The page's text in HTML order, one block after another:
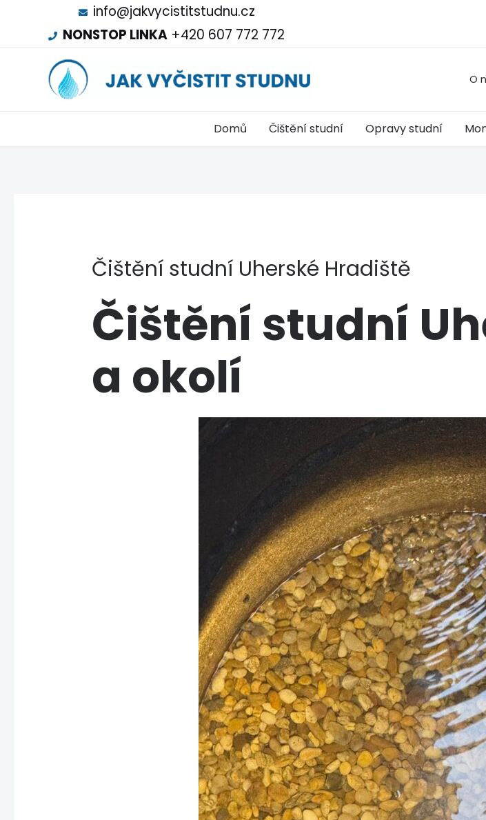
info@jakvycistitstudnu.cz
NONSTOP LINKA +420 607 772 772
O
Domů Čištění studní Opravy studní
Čištění studní Uherské Hradiště
Čištění studní
a okolí